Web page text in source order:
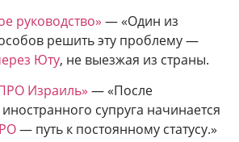
руководство» — «Один из
решить эту проблему —
Юту, не выезжая из страны.
Израиль» — «После
супруга начинается
— путь к постоянному статусу.»